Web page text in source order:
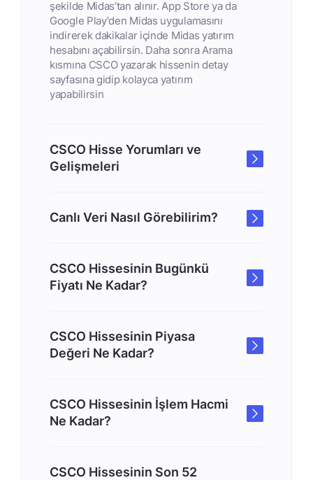
şekilde Midas’tan alınır. App Store ya da
Google Play'den Midas uygulamasını
indirerek dakikalar içinde Midas yatırım
hesabını açabilirsin. Daha sonra Arama
kısmına CSCO yazarak hissenin detay
sayfasına gidip kolayca yatırım
yapabilirsin
CSCO Hisse Yorumları ve
Gelişmeleri
Canlı Veri Nasıl Görebilirim?
CSCO Hissesinin Bugünkü
Fiyatı Ne Kadar?
CSCO Hissesinin Piyasa
Değeri Ne Kadar?
CSCO Hissesinin İşlem Hacmi
Ne Kadar?
CSCO Hissesinin Son 52